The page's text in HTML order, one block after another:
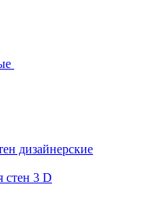
дизайнерские
стен 3 D